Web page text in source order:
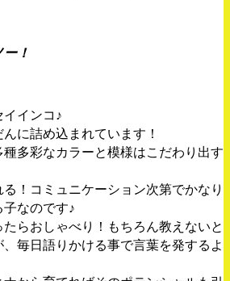
！
インコ♪
に詰め込まれています！
多彩なカラーと模様はこだわり出す
！コミュニケーション次第でかなり
なのです♪
らおしゃべり！もちろん教えないと
毎日語りかける事で言葉を発するよ